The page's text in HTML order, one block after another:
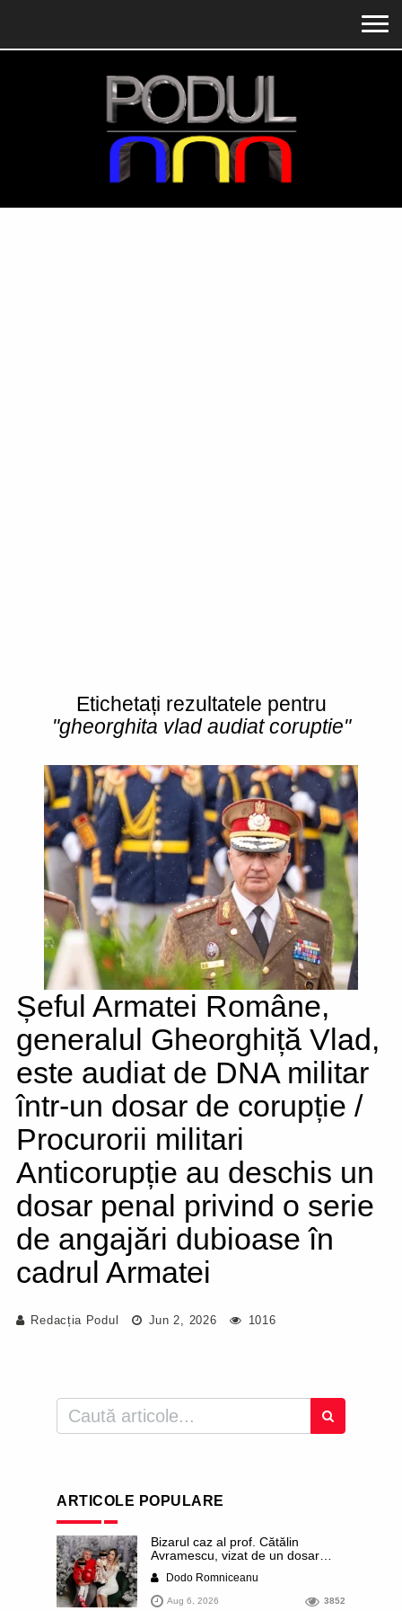
Etichetați rezultatele pentru
"gheorghita vlad audiat coruptie"
Șeful Armatei Române,
generalul Gheorghiță Vlad,
este audiat de DNA militar
într-un dosar de corupție /
Procurorii militari
Anticorupție au deschis un
dosar penal privind o serie
de angajări dubioase în
cadrul Armatei
Redacția Podul Jun 2, 2026 1016
ARTICOLE POPULARE
Bizarul caz al prof. Cătălin
Avramescu, vizat de un dosar
infantilă”. Miroase a execuție
stalinistă. Cea mai imundă parte a
Dodo Romniceanu
Aug 6, 2026 3852